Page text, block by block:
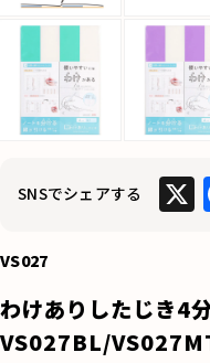
SNSでシェアする
VS027
わけありしたじき4
VS027BL/